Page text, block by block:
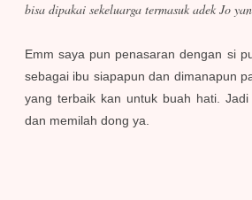
bisa dipakai sekeluarga termasuk adek Jo
Emm saya pun penasaran dengan si
sebagai ibu siapapun dan dimanapun
yang terbaik kan untuk buah hati.
dan memilah dong ya.